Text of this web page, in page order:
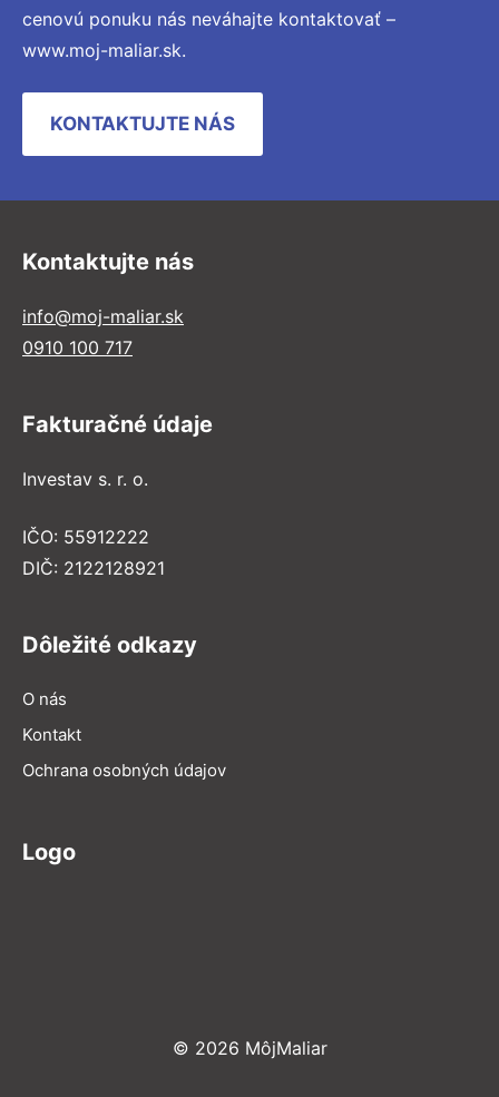
cenovú ponuku nás neváhajte kontaktovať –
www.moj-maliar.sk.
KONTAKTUJTE NÁS
Kontaktujte nás
info@moj-maliar.sk
0910 100 717
Fakturačné údaje
Investav s. r. o.
IČO: 55912222
DIČ: 2122128921
Dôležité odkazy
O nás
Kontakt
Ochrana osobných údajov
Logo
© 2026 MôjMaliar